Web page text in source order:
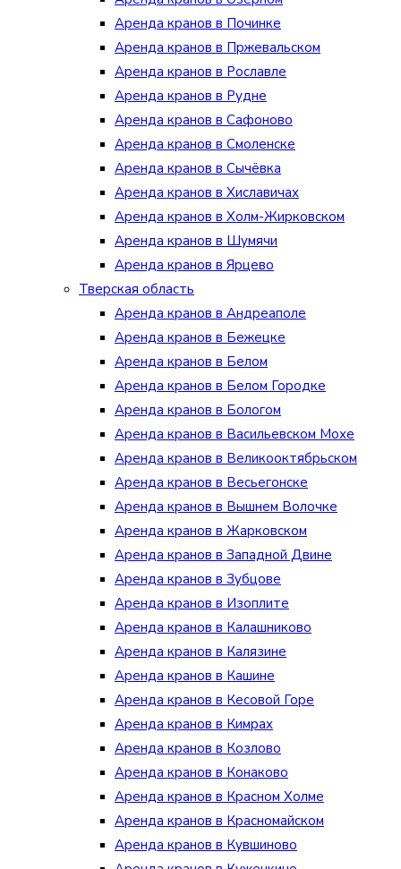
Аренда кранов в Починке
Аренда кранов в Пржевальском
Аренда кранов в Рославле
Аренда кранов в Рудне
Аренда кранов в Сафоново
Аренда кранов в Смоленске
Аренда кранов в Сычёвка
Аренда кранов в Хиславичах
Аренда кранов в Холм-Жирковском
Аренда кранов в Шумячи
Аренда кранов в Ярцево
Тверская область
Аренда кранов в Андреаполе
Аренда кранов в Бежецке
Аренда кранов в Белом
Аренда кранов в Белом Городке
Аренда кранов в Бологом
Аренда кранов в Васильевском Мохе
Аренда кранов в Великооктябрьском
Аренда кранов в Весьегонске
Аренда кранов в Вышнем Волочке
Аренда кранов в Жарковском
Аренда кранов в Западной Двине
Аренда кранов в Зубцове
Аренда кранов в Изоплите
Аренда кранов в Калашниково
Аренда кранов в Калязине
Аренда кранов в Кашине
Аренда кранов в Кесовой Горе
Аренда кранов в Кимрах
Аренда кранов в Козлово
Аренда кранов в Конаково
Аренда кранов в Красном Холме
Аренда кранов в Красномайском
Аренда кранов в Кувшиново